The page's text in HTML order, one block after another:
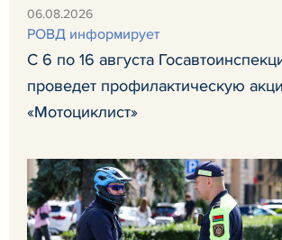
06.08.2026
РОВД информирует
С 6 по 16 августа
проведет профилактическую
«Мотоциклист»